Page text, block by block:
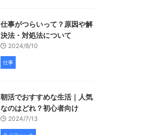
仕事がつらいって？原因や解
決法・対処法について
2024/8/10
仕事
朝活でおすすめな生活｜人気
なのはどれ？初心者向け
2024/7/13